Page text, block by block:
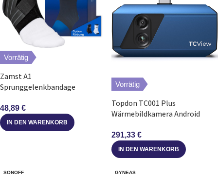
Vorrätig
Zamst A1
Sprunggelenkbandage
Passform M rechts
48,89 €
IN DEN WARENKORB
Vorrätig
Topdon TC001 Plus
Wärmebildkamera Android
Objektiv
291,33 €
IN DEN WARENKORB
SONOFF GYNEAS